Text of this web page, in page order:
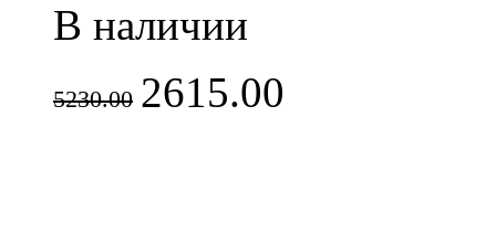
В наличии
5230.00 2615.00